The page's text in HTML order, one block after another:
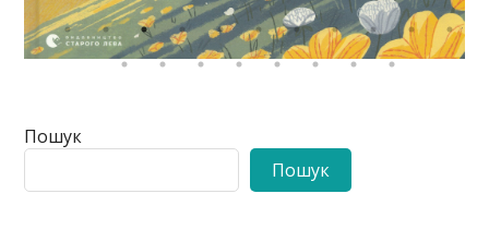
Пошук
Пошук